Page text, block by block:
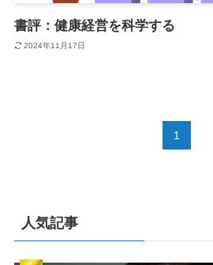
書評：健康経営を科学する
2024年11月17日
1
人気記事